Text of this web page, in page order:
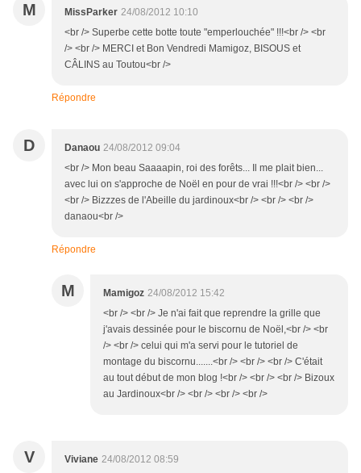
M MissParker 24/08/2012 10:10
<br /> Superbe cette botte toute "emperlouchée" !!!<br /> <br
/> <br /> MERCI et Bon Vendredi Mamigoz, BISOUS et
CÂLINS au Toutou<br />
Répondre
D Danaou 24/08/2012 09:04
<br /> Mon beau Saaaapin, roi des forêts... Il me plait bien...
avec lui on s'approche de Noël en pour de vrai !!!<br /> <br />
<br /> Bizzzes de l'Abeille du jardinoux<br /> <br /> <br />
danaou<br />
Répondre
M Mamigoz 24/08/2012 15:42
<br /> <br /> Je n'ai fait que reprendre la grille que
j'avais dessinée pour le biscornu de Noël,<br /> <br
/> <br /> celui qui m'a servi pour le tutoriel de
montage du biscornu.......<br /> <br /> <br /> C'était
au tout début de mon blog !<br /> <br /> <br /> Bizoux
au Jardinoux<br /> <br /> <br /> <br />
V Viviane 24/08/2012 08:59